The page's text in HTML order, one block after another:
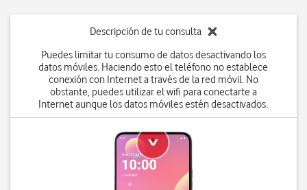
Descripción de tu consulta
Puedes limitar tu consumo de datos desactivando los
datos móviles. Haciendo esto el teléfono no establece
conexión con Internet a través de la red móvil. No
obstante, puedes utilizar el wifi para conectarte a
Internet aunque los datos móviles estén desactivados.